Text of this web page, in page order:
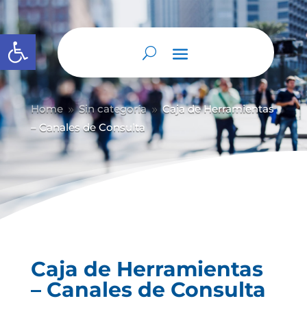
Abrir barra de herramientas
Home 9 Sin categoría 9 Caja de Herramientas
– Canales de Consulta
Caja de Herramientas
– Canales de Consulta